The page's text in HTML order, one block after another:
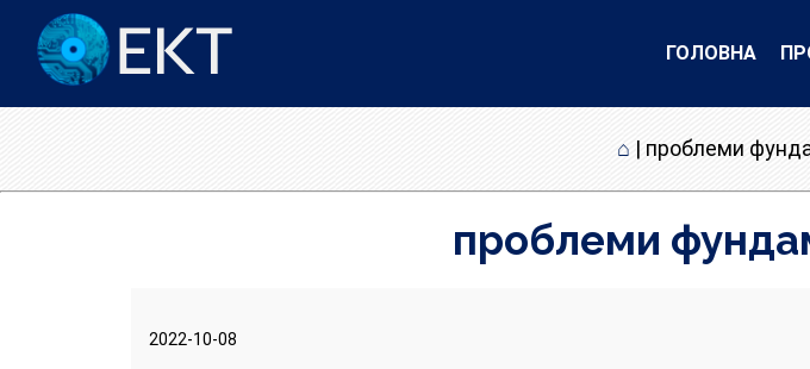
ГОЛОВНА
⌂ | проблеми
проблеми
2022-10-08